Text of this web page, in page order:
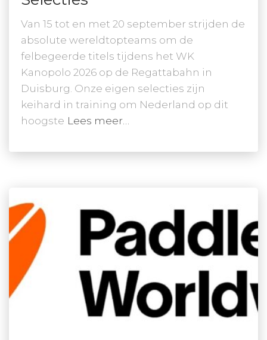
Van 15 tot en met 20 september strijden de
absolute wereldtopteams om de
felbegeerde titels tijdens het WK
Kanopolo 2026 op de Regattabahn in
Duisburg. Onze eigen selecties zijn
keihard in training om Nederland op dit
hoogste Lees meer…